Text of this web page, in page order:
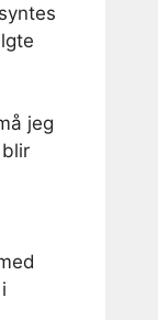
jeg